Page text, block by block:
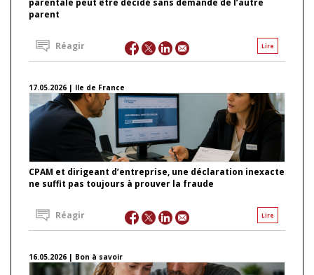
parent
Lire
Réagir
17.05.2026 | Ile de France
CPAM et dirigeant d’entreprise, une déclaration inexacte
ne suffit pas toujours à prouver la fraude
Lire
Réagir
16.05.2026 | Bon à savoir